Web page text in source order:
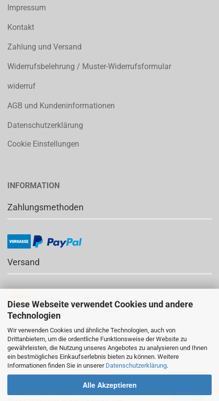
Diese Webseite verwendet Cookies und andere
Technologien
Wir verwenden Cookies und ähnliche Technologien, auch von
Drittanbietern, um die ordentliche Funktionsweise der Website zu
gewährleisten, die Nutzung unseres Angebotes zu analysieren und Ihnen
ein bestmögliches Einkaufserlebnis bieten zu können. Weitere
Informationen finden Sie in unserer Datenschutzerklärung.
Alle Akzeptieren
Impressum
Kontakt
Zahlung und Versand
Widerrufsbelehrung / Muster-Widerrufsformular
widerruf
AGB und Kundeninformationen
Datenschutzerklärung
Cookie Einstellungen
INFORMATION
Zahlungsmethoden
Versand
NEWSLETTER
an- und abmelden